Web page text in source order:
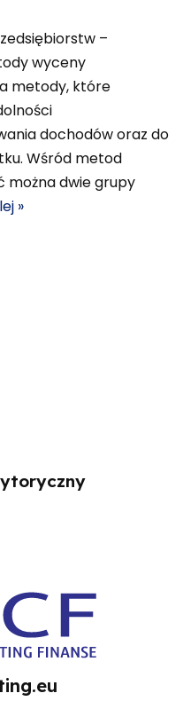
–
wyceny
metody, które
dochodów oraz do
Wśród metod
można dwie grupy
»